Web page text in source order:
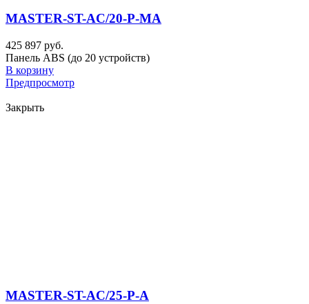
MASTER-ST-AC/20-P-MA
425 897 руб.
Панель ABS (до 20 устройств)
В корзину
Предпросмотр
Закрыть
MASTER-ST-AC/25-P-A